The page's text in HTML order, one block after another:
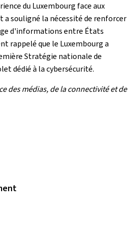
du Luxembourg face aux
a souligné la nécessité de renforcer
d'informations entre États
rappelé que le Luxembourg a
Stratégie nationale de
dédié à la cybersécurité.
des médias, de la connectivité et de